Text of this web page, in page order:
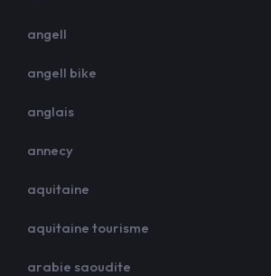
angell
angell bike
anglais
annecy
aquitaine
aquitaine tourisme
arabie saoudite